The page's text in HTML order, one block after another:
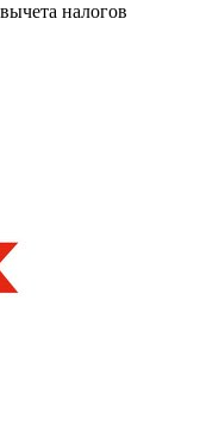
налогов